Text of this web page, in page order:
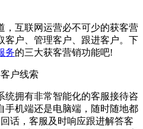
互联网运营必不可少的获客营
客户、管理客户、跟进客户。下
务的三大获客营销功能吧!
户线索
统拥有非常智能化的客服接待咨
手机端还是电脑端，随时随地都
话，客服及时响应跟进解答客